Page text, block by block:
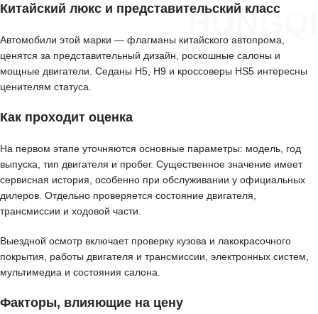
HONGQI
Китайский люкс и представительский класс
Автомобили этой марки — флагманы китайского автопрома,
ценятся за представительный дизайн, роскошные салоны и
мощные двигатели. Седаны H5, H9 и кроссоверы HS5 интересны
ценителям статуса.
Как проходит оценка
На первом этапе уточняются основные параметры: модель, год
выпуска, тип двигателя и пробег. Существенное значение имеет
сервисная история, особенно при обслуживании у официальных
дилеров. Отдельно проверяется состояние двигателя,
трансмиссии и ходовой части.
Выездной осмотр включает проверку кузова и лакокрасочного
покрытия, работы двигателя и трансмиссии, электронных систем,
мультимедиа и состояния салона.
Факторы, влияющие на цену